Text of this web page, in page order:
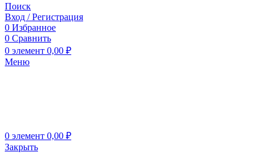
Поиск
Вход / Регистрация
0 Избранное
0 Сравнить
0 элемент 0,00 ₽
Меню
0 элемент 0,00 ₽
Закрыть